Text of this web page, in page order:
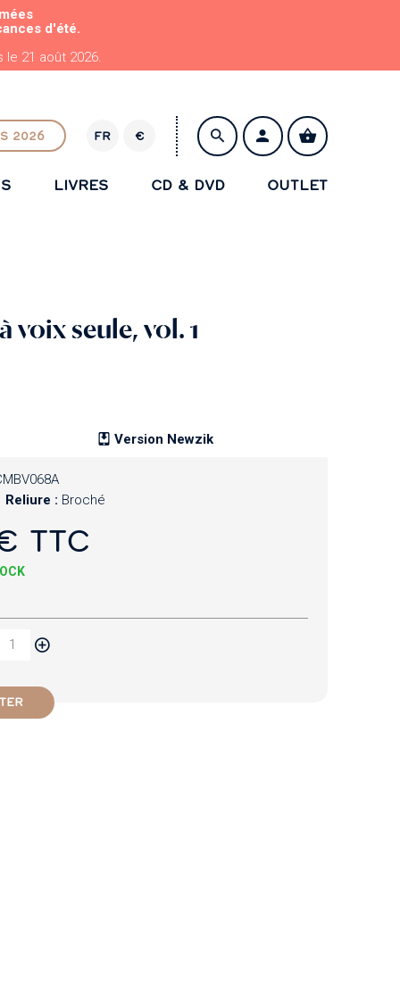
d'été.
21 août 2026.
2026 FR
R
€
LIVRES CD & DVD OUTLET
voix seule, vol. 1
Version Newzik
Reliure : Broché
TTC